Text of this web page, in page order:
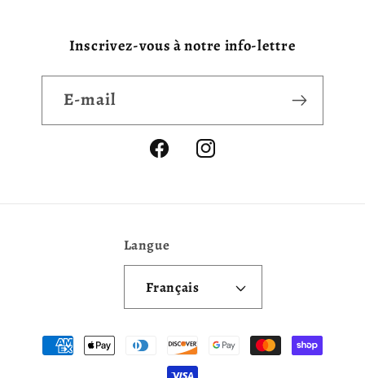
Inscrivez-vous à notre info-lettre
E-mail
FacebookInstagram
Langue
Français
Moyens
de